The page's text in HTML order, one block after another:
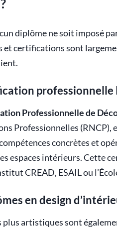
diplôme ne soit imposé
certifications sont
professionnelle
Professionnelle de
Professionnelles (RNCP),
concrètes et
espaces intérieurs. Cette
CREAD, ESAIL ou
en design
plus artistiques sont